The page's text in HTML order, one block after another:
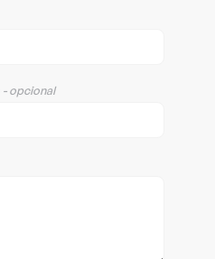
- opcional